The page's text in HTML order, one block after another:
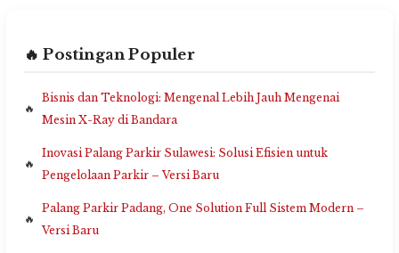
🔥 Postingan Populer
Bisnis dan Teknologi: Mengenal Lebih Jauh Mengenai
Mesin X-Ray di Bandara
Inovasi Palang Parkir Sulawesi: Solusi Efisien untuk
Pengelolaan Parkir – Versi Baru
Palang Parkir Padang, One Solution Full Sistem Modern –
Versi Baru